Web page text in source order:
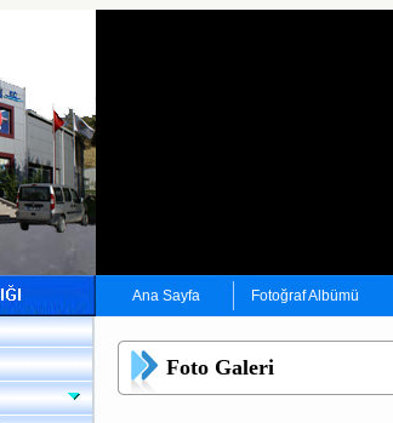
Ana Sayfa Fotoğraf Albümü
Foto Galeri